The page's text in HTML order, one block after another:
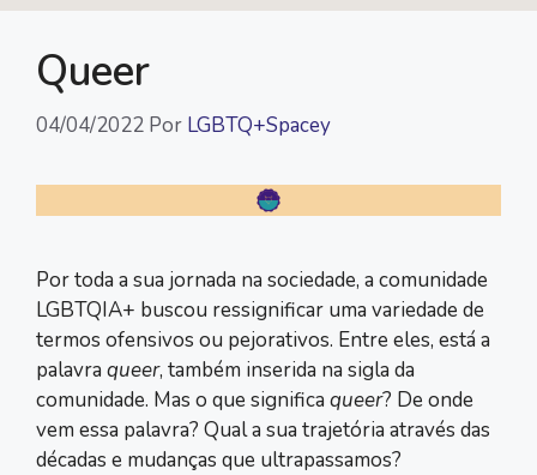
Queer
04/04/2022 Por LGBTQ+Spacey
Por toda a sua jornada na sociedade, a comunidade
LGBTQIA+ buscou ressignificar uma variedade de
termos ofensivos ou pejorativos. Entre eles, está a
palavra queer, também inserida na sigla da
comunidade. Mas o que significa queer? De onde
vem essa palavra? Qual a sua trajetória através das
décadas e mudanças que ultrapassamos?